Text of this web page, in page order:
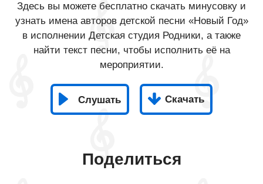
Здесь вы можете бесплатно скачать минусовку и
узнать имена авторов детской песни «Новый Год»
в исполнении Детская студия Родники, а также
найти текст песни, чтобы исполнить её на
мероприятии.
Слушать Скачать
Поделиться